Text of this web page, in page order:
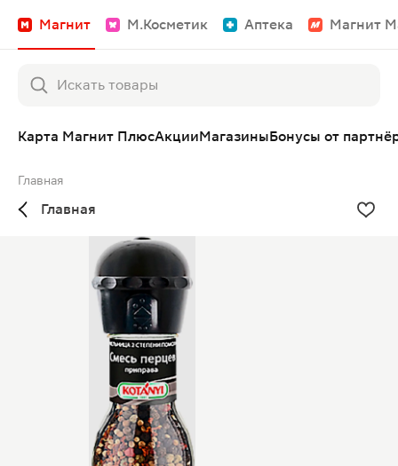
Магнит М.Косметик Аптека Магнит
Карта Магнит ПлюсАкцииМагазиныБонусы от
Главная
Главная